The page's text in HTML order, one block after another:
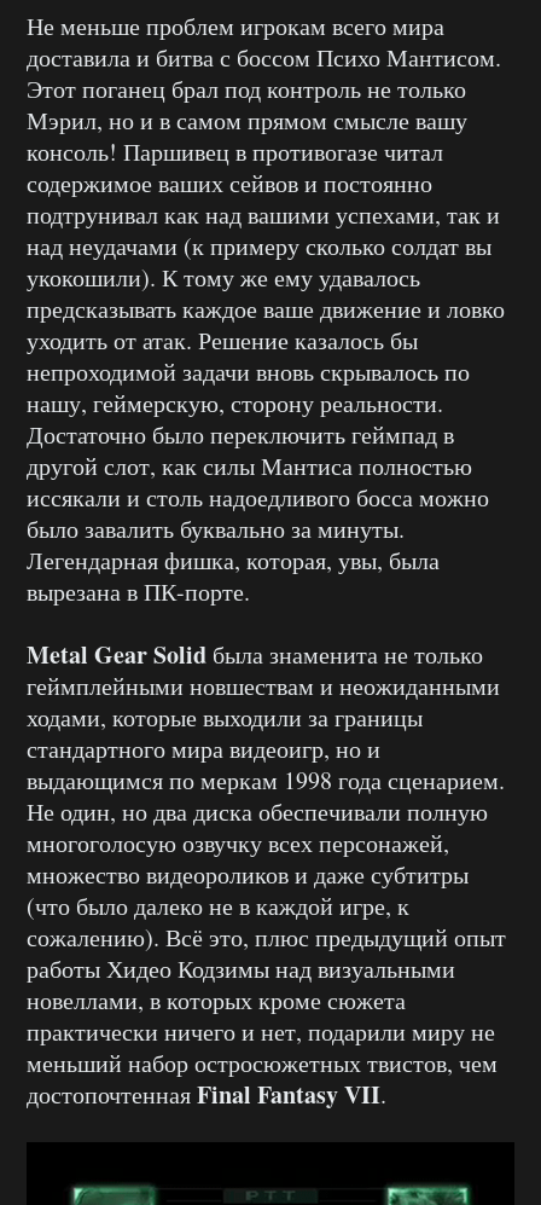
Не меньше проблем игрокам всего мира
доставила и битва с боссом Психо Мантисом.
Этот поганец брал под контроль не только
Мэрил, но и в самом прямом смысле вашу
консоль! Паршивец в противогазе читал
содержимое ваших сейвов и постоянно
подтрунивал как над вашими успехами, так и
над неудачами (к примеру сколько солдат вы
укокошили). К тому же ему удавалось
предсказывать каждое ваше движение и ловко
уходить от атак. Решение казалось бы
непроходимой задачи вновь скрывалось по
нашу, геймерскую, сторону реальности.
Достаточно было переключить геймпад в
другой слот, как силы Мантиса полностью
иссякали и столь надоедливого босса можно
было завалить буквально за минуты.
Легендарная фишка, которая, увы, была
вырезана в ПК-порте.
Metal Gear Solid была знаменита не только
геймплейными новшествам и неожиданными
ходами, которые выходили за границы
стандартного мира видеоигр, но и
выдающимся по меркам 1998 года сценарием.
Не один, но два диска обеспечивали полную
многоголосую озвучку всех персонажей,
множество видеороликов и даже субтитры
(что было далеко не в каждой игре, к
сожалению). Всё это, плюс предыдущий опыт
работы Хидео Кодзимы над визуальными
новеллами, в которых кроме сюжета
практически ничего и нет, подарили миру не
меньший набор остросюжетных твистов, чем
достопочтеннаяFinal Fantasy VII.